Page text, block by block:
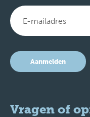
Aanmelden
Vragen of